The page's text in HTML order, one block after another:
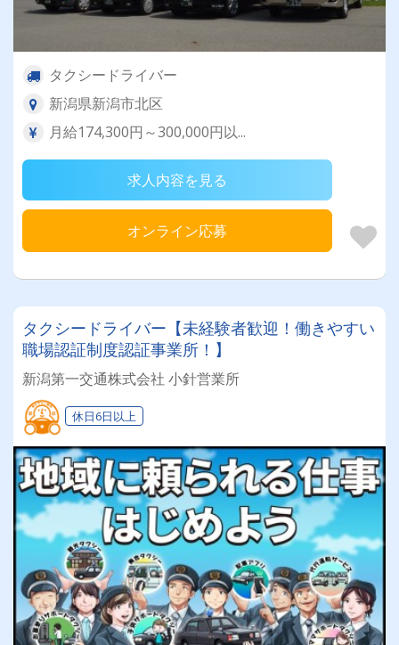
タクシードライバー
新潟県新潟市北区
月給174,300円～300,000円以...
求人内容を見る
オンライン応募
タクシードライバー【未経験者歓迎！働きやすい
職場認証制度認証事業所！】
新潟第一交通株式会社 小針営業所
休日6日以上